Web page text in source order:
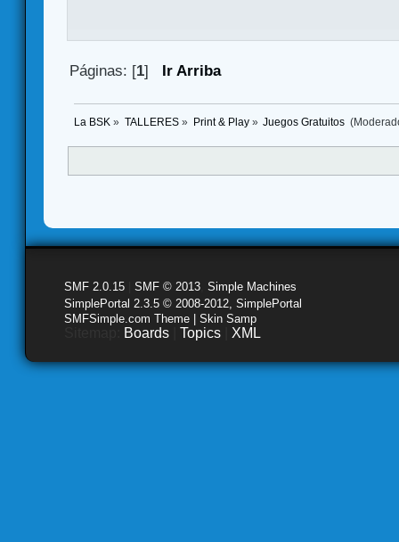
Páginas: [1] Ir Arriba
La BSK » TALLERES» Print & Play» Juegos Gratuitos
SMF 2.0.15 SMF © 2013 Simple Machines
SimplePortal 2.3.5 © 2008-2012, SimplePortal
SMFSimple.com Theme | Skin Samp
Boards Topics XML